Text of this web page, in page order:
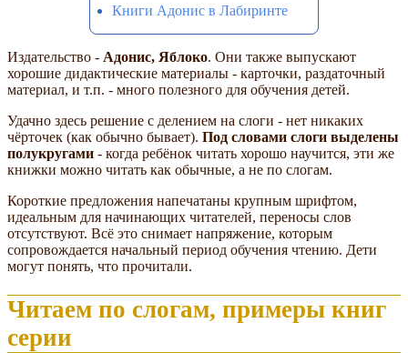
Книги Адонис в Лабиринте
Издательство - Адонис, Яблоко. Они также выпускают
хорошие дидактические материалы - карточки, раздаточный
материал, и т.п. - много полезного для обучения детей.
Удачно здесь решение с делением на слоги - нет никаких
чёрточек (как обычно бывает). Под словами слоги выделены
полукругами - когда ребёнок читать хорошо научится, эти же
книжки можно читать как обычные, а не по слогам.
Короткие предложения напечатаны крупным шрифтом,
идеальным для начинающих читателей, переносы слов
отсутствуют. Всё это снимает напряжение, которым
сопровождается начальный период обучения чтению. Дети
могут понять, что прочитали.
Читаем по слогам, примеры книг
серии